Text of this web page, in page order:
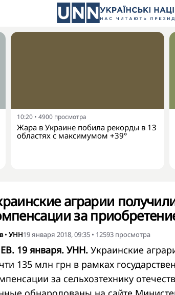
10:20 • 4900 просмотра
Жара в Украине побила рекорды в 13
областях с максимумом +39°
аграрии
за
• УНН19 января 2018, 09:35 • 12593 просмотра
19 января. УНН. Украинские
135 млн грн в рамках
за сельхозтехнику